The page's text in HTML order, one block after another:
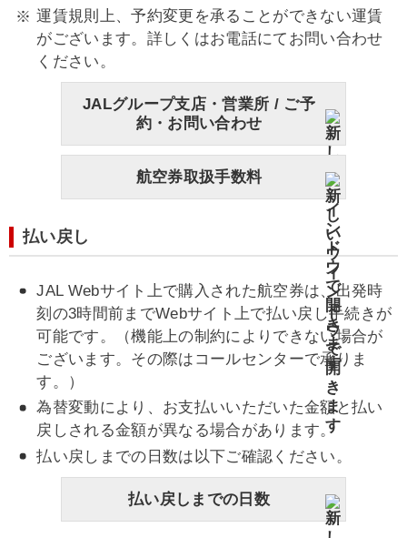
運賃規則上、予約変更を承ることができない運賃
がございます。詳しくはお電話にてお問い合わせ
ください。
JALグループ支店・営業所 / ご予
約・お問い合わせ
航空券取扱手数料
払い戻し
JAL Webサイト上で購入された航空券は、出発時
刻の3時間前までWebサイト上で払い戻し手続きが
可能です。（機能上の制約によりできない場合が
ございます。その際はコールセンターで承りま
す。）
為替変動により、お支払いいただいた金額と払い
戻しされる金額が異なる場合があります。
払い戻しまでの日数は以下ご確認ください。
払い戻しまでの日数